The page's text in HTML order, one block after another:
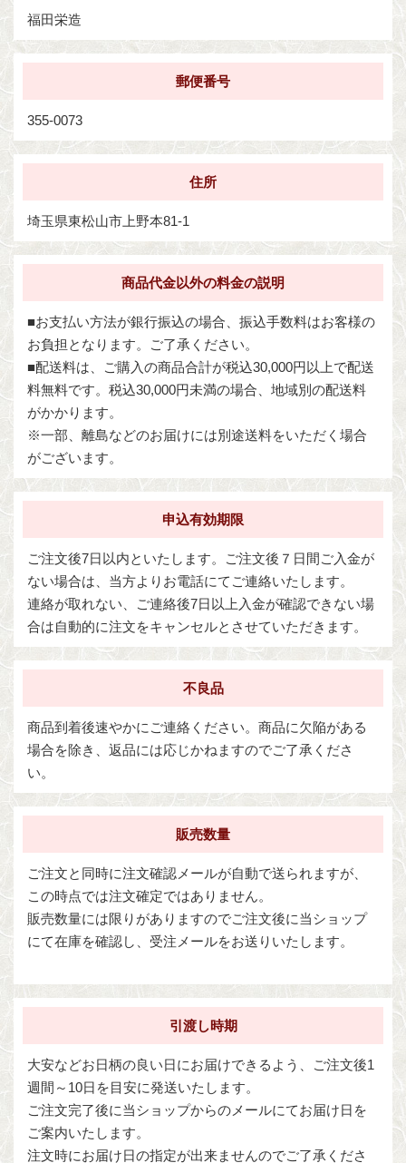
福田栄造
郵便番号
355-0073
住所
埼玉県東松山市上野本81-1
商品代金以外の料金の説明
■お支払い方法が銀行振込の場合、振込手数料はお客様の
お負担となります。ご了承ください。
■配送料は、ご購入の商品合計が税込30,000円以上で配送
料無料です。税込30,000円未満の場合、地域別の配送料
がかかります。
※一部、離島などのお届けには別途送料をいただく場合
がございます。
申込有効期限
ご注文後7日以内といたします。ご注文後７日間ご入金が
ない場合は、当方よりお電話にてご連絡いたします。
連絡が取れない、ご連絡後7日以上入金が確認できない場
合は自動的に注文をキャンセルとさせていただきます。
不良品
商品到着後速やかにご連絡ください。商品に欠陥がある
場合を除き、返品には応じかねますのでご了承くださ
い。
販売数量
ご注文と同時に注文確認メールが自動で送られますが、
この時点では注文確定ではありません。
販売数量には限りがありますのでご注文後に当ショップ
にて在庫を確認し、受注メールをお送りいたします。
引渡し時期
大安などお日柄の良い日にお届けできるよう、ご注文後1
週間～10日を目安に発送いたします。
ご注文完了後に当ショップからのメールにてお届け日を
ご案内いたします。
注文時にお届け日の指定が出来ませんのでご了承くださ